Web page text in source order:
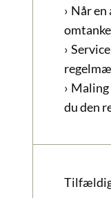
Når en
omtanke
Maling
du den